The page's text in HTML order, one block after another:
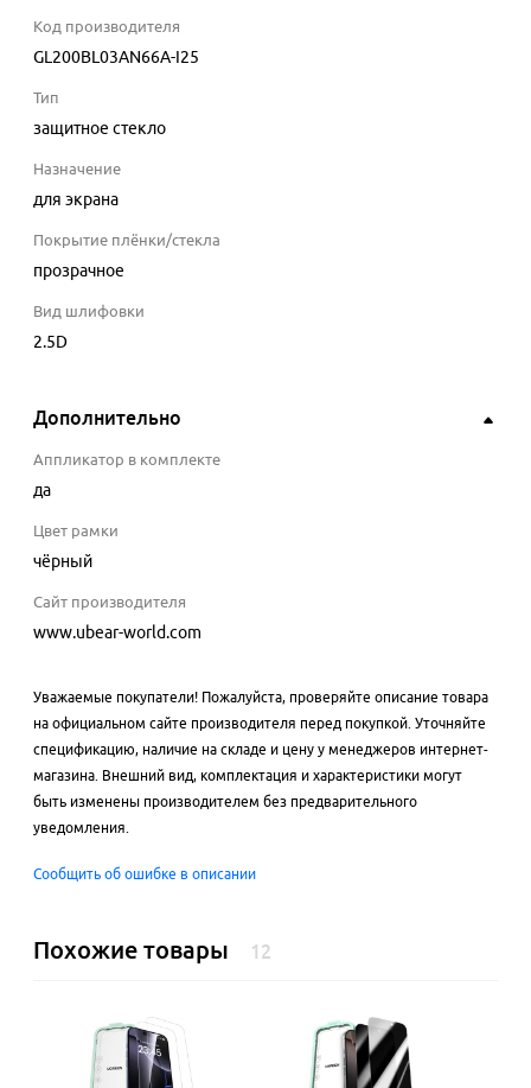
Код производителя
GL200BL03AN66A-I25
Тип
защитное стекло
Назначение
для экрана
Покрытие плёнки/стекла
прозрачное
Вид шлифовки
2.5D
Дополнительно
Аппликатор в комплекте
да
Цвет рамки
чёрный
Сайт производителя
www.ubear-world.com
Уважаемые покупатели! Пожалуйста, проверяйте описание товара
на официальном сайте производителя перед покупкой. Уточняйте
спецификацию, наличие на складе и цену у менеджеров интернет-
магазина. Внешний вид, комплектация и характеристики могут
быть изменены производителем без предварительного
уведомления.
Сообщить об ошибке в описании
Похожие товары 12